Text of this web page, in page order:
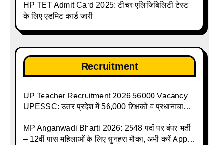
talika | Sarkari Avkash Talika | Up Holidays List |
Holidays Calendar
HP TET Admit Card 2025: टीचर एलिजिबिलिटी टेस्ट
के लिए एडमिट कार्ड जारी
Recruitment
UP Teacher Recruitment 2026 56000 Vacancy
UPESSC: उत्तर प्रदेश में 56,000 शिक्षकों व प्रधानाचार्यों
MP Anganwadi Bharti 2026: 2548 पदों पर बंपर भर्ती
– 12वीं पास महिलाओं के लिए सुनहरा मौका, अभी करें Apply